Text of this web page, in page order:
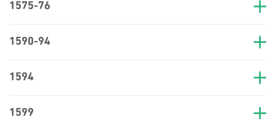
1575-76
1590-94
1594
1599